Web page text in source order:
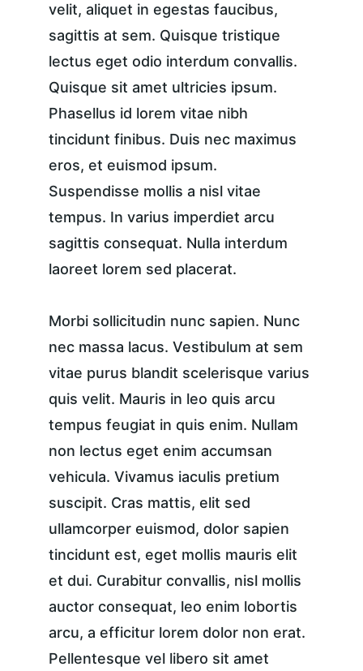
velit, aliquet in egestas faucibus,
sagittis at sem. Quisque tristique
lectus eget odio interdum convallis.
Quisque sit amet ultricies ipsum.
Phasellus id lorem vitae nibh
tincidunt finibus. Duis nec maximus
eros, et euismod ipsum.
Suspendisse mollis a nisl vitae
tempus. In varius imperdiet arcu
sagittis consequat. Nulla interdum
laoreet lorem sed placerat.
Morbi sollicitudin nunc sapien. Nunc
nec massa lacus. Vestibulum at sem
vitae purus blandit scelerisque varius
quis velit. Mauris in leo quis arcu
tempus feugiat in quis enim. Nullam
non lectus eget enim accumsan
vehicula. Vivamus iaculis pretium
suscipit. Cras mattis, elit sed
ullamcorper euismod, dolor sapien
tincidunt est, eget mollis mauris elit
et dui. Curabitur convallis, nisl mollis
auctor consequat, leo enim lobortis
arcu, a efficitur lorem dolor non erat.
Pellentesque vel libero sit amet